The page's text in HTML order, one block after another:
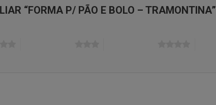
“FORMA P/ PÃO E BOLO – TRAMONTINA”